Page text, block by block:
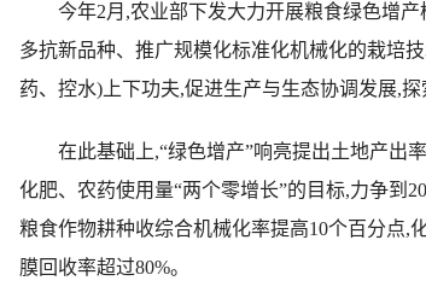
今年2月,农业部下发大力开展粮食绿色增产
多抗新品种、推广规模化标准化机械化的栽培
药、控水)上下功夫,促进生产与生态协调发展,
在此基础上,“绿色增产”响亮提出土地产出率
化肥、农药使用量“两个零增长”的目标,力争到
粮食作物耕种收综合机械化率提高10个百分点,
膜回收率超过80%。